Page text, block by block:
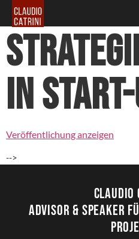
in
Veröffentlichung anzeigen
-->
Advisor & Speaker